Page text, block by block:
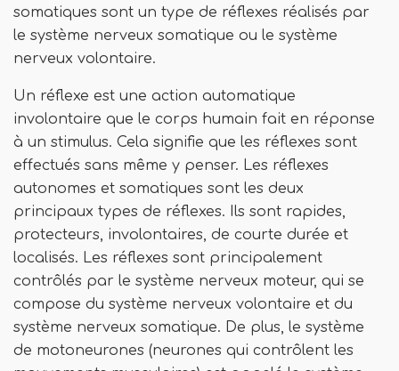
somatiques sont un type de réflexes réalisés par
le système nerveux somatique ou le système
nerveux volontaire.
Un réflexe est une action automatique
involontaire que le corps humain fait en réponse
à un stimulus. Cela signifie que les réflexes sont
effectués sans même y penser. Les réflexes
autonomes et somatiques sont les deux
principaux types de réflexes. Ils sont rapides,
protecteurs, involontaires, de courte durée et
localisés. Les réflexes sont principalement
contrôlés par le système nerveux moteur, qui se
compose du système nerveux volontaire et du
système nerveux somatique. De plus, le système
de motoneurones (neurones qui contrôlent les